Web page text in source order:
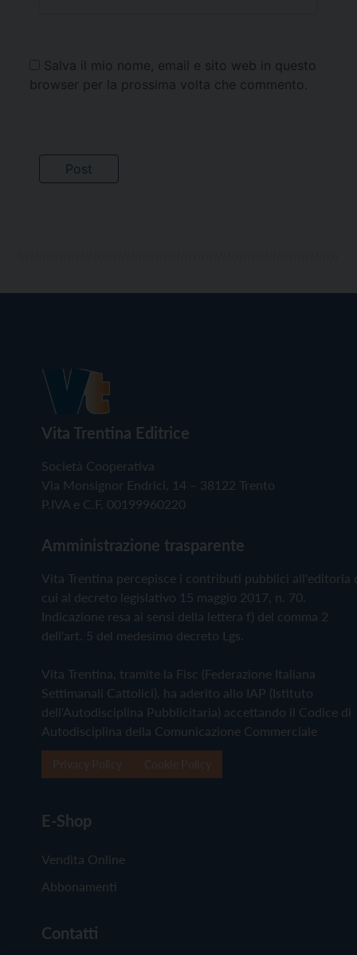
Salva il mio nome, email e sito web in questo
browser per la prossima volta che commento.
Vita Trentina Editrice
Società Cooperativa
Via Monsignor Endrici, 14 – 38122 Trento
P.IVA e C.F. 00199960220
Amministrazione trasparente
Vita Trentina percepisce i contributi pubblici all'editoria
cui al decreto legislativo 15 maggio 2017, n. 70.
Indicazione resa ai sensi della lettera f) del comma 2
dell'art. 5 del medesimo decreto Lgs.
Vita Trentina, tramite la Fisc (Federazione Italiana
Settimanali Cattolici), ha aderito allo IAP (Istituto
dell'Autodisciplina Pubblicitaria) accettando il Codice di
Autodisciplina della Comunicazione Commerciale
E-Shop
Vendita Online
Abbonamenti
Contatti